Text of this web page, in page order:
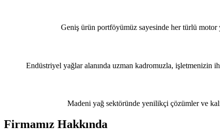
Geniş ürün portföyümüz sayesinde her türlü motor
Endüstriyel yağlar alanında uzman kadromuzla, işletmenizin
Madeni yağ sektöründe yenilikçi çözümler ve
Firmamız Hakkında